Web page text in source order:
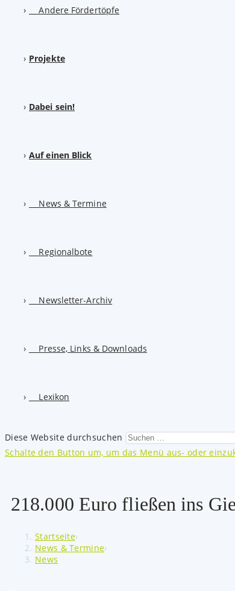
Andere Fördertöpfe
Projekte
Dabei sein!
Auf einen Blick
News & Termine
Regionalbote
Newsletter-Archiv
Presse, Links & Downloads
Lexikon
Diese Website durchsuchen
Schalte den Button um, um das Menü aus- oder
218.000 Euro fließen ins
Startseite›
News & Termine›
News